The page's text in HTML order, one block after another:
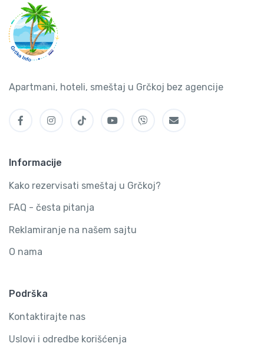
Apartmani, hoteli, smeštaj u Grčkoj bez agencije
Informacije
Kako rezervisati smeštaj u Grčkoj?
FAQ - česta pitanja
Reklamiranje na našem sajtu
O nama
Podrška
Kontaktirajte nas
Uslovi i odredbe korišćenja